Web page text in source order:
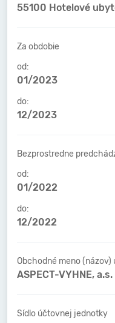
55100 Hotelové
Za obdobie
od:
01/2023
do:
12/2023
Bezprostredne
od:
01/2022
do:
12/2022
Obchodné meno
ASPECT-VYHNE, a.s.
Sídlo účtovnej jednotky